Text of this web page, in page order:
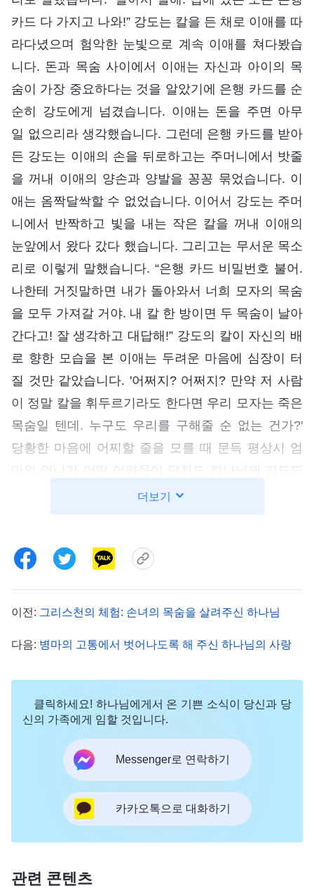
카드 다 가지고 나와!” 강도는 칼을 든 채로 이애를 따
라다녔으며 험악한 눈빛으로 계속 이애를 쳐다봤습
니다. 돈과 목숨 사이에서 이애는 자신과 아이의 목
숨이 가장 중요하다는 것을 알았기에 은행 카드를 순
순히 강도에게 넘겼습니다. 이애는 돈을 주면 아무
일 없으리라 생각했습니다. 그런데 은행 카드를 받아
든 강도는 이애의 손을 뒤로하고는 주머니에서 밧줄
을 꺼내 이애의 양손과 양발을 꽁꽁 묶었습니다. 이
애는 옴짝달싹할 수 없었습니다. 이어서 강도는 주머
니에서 반짝하고 빛을 내는 작은 칼을 꺼내 이애의
눈앞에서 왔다 갔다 했습니다. 그리고는 무서운 목소
리로 이렇게 말했습니다. “은행 카드 비밀번호 불어.
나한테 거짓말하면 내가 돌아와서 너희 모자의 목숨
을 모두 가져갈 거야. 내 칼 한 방이면 두 목숨이 날아
간다고! 잘 생각하고 대답해!” 강도의 칼이 자신의 배
로 향한 모습을 본 이애는 두려운 마음에 심장이 터
질 것만 같았습니다. '어쩌지? 어쩌지? 만약 저 사람
이 정말 칼을 휘두르기라도 한다면 우리 모자는 죽은
목숨일 텐데. 누구도 우리를 구해줄 순 없는 건가?'
당황한 마음에 어찌할 줄을 모를 때 문득 평상시 엄
마와 언니가 어떤 어려움이 닥쳐도 하나님께 기도드
리는 것을 잊지 말라고 했던 말이 떠올랐습니다. 그
리가 어떤 일을 겪고 어떤 사람을 만나는지 모두 하
고 했던 말도 떠올랐습니다. '맞아. 나는 하나님을 믿
내가 의지할 곳이야. 나는 하나님께 의지해야 해!' 이
의 안위가 걱정됩니다. 하나님, 당신께서는 세상만사
를 배치하십니다. 저도 모든 것을 당신께 맡기겠습니
다. 부디 제가 이 곤경에서 벗어날 수 있게 이끌어 주
소서.’ 기도드린 후 하나님의 말씀이 떠올랐습니다.
너의 두려움을 제거하라. 내가 너의 뒷받침이 되는
데 누가 길을 가로막으랴? 꼭 기억하라! 꼭 기억하
나님의 말씀이 이애에게 믿음과 힘을 주셨습니다. 이
더보기
이전: 그리스천의 체험: 손녀의 목숨을 살려주신 하나님
다음: 병마의 고통에서 벗어나도록 해 주신 하나님의 사랑
클릭하세요! 하나님에게서 온 기쁜 소식이 당신과 당
신의 가족에게 임할 것입니다.
Messenger로 연락하기
카카오톡으로 대화하기
관련 콘텐츠